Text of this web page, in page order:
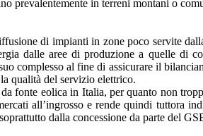
prevalentemente in terreni montani o
di impianti in zone poco servite
dalle aree di produzione a quelle di
complesso al fine di assicurare il
qualità del servizio elettrico.
fonte eolica in Italia, per quanto non
all’ingrosso e rende quindi tuttora
dalla concessione da parte del